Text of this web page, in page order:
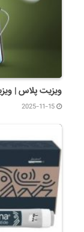
ویزیت پلاس |
2025-11-15